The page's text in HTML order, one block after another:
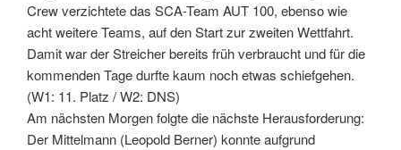
Crew verzichtete das SCA-Team AUT 100, ebenso wie
acht weitere Teams, auf den Start zur zweiten Wettfahrt.
Damit war der Streicher bereits früh verbraucht und für die
kommenden Tage durfte kaum noch etwas schiefgehen.
(W1: 11. Platz / W2: DNS)
Am nächsten Morgen folgte die nächste Herausforderung:
Der Mittelmann (Leopold Berner) konnte aufgrund